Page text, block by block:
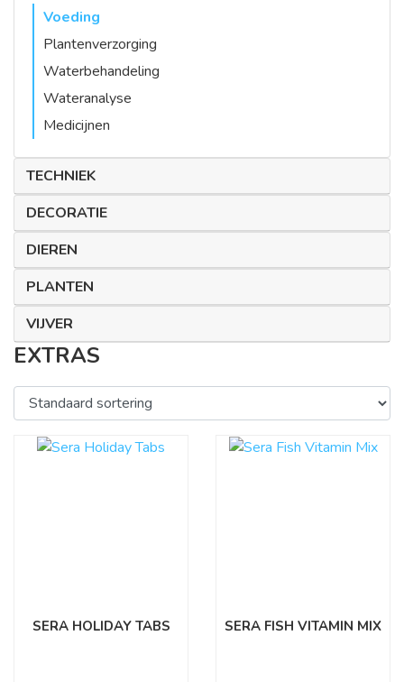
Voeding
Plantenverzorging
Waterbehandeling
Wateranalyse
Medicijnen
TECHNIEK
DECORATIE
DIEREN
PLANTEN
VIJVER
EXTRAS
SERA HOLIDAY TABS SERA FISH VITAMIN MIX